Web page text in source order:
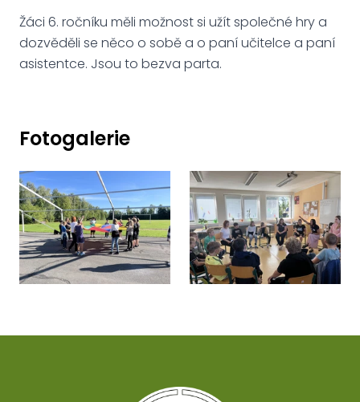
Žáci 6. ročníku měli možnost si užít společné hry a
dozvěděli se něco o sobě a o paní učitelce a paní
asistentce. Jsou to bezva parta.
Fotogalerie